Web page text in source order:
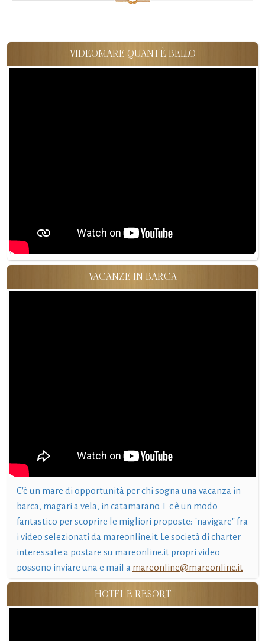
VIDEOMARE QUANT'È BELLO
VACANZE IN BARCA
C'è un mare di opportunità per chi sogna una vacanza in
barca, magari a vela, in catamarano. E c'è un modo
fantastico per scoprire le migliori proposte: "navigare" fra
i video selezionati da mareonline.it. Le società di charter
interessate a postare su mareonline.it propri video
possono inviare una e mail a mareonline@mareonline.it
HOTEL E RESORT